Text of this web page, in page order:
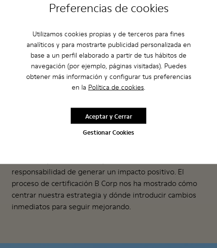
Preferencias de cookies
Utilizamos cookies propias y de terceros para fines
analíticos y para mostrarte publicidad personalizada en
base a un perfil elaborado a partir de tus hábitos de
navegación (por ejemplo, páginas visitadas). Puedes
obtener más información y configurar tus preferencias
en la Política de cookies.
Gestionar Cookies
Aceptar y Cerrar
¿Por qué es importante?
La certificación B Corp nos ayuda a
elaborar una hoja de ruta para
reforzar nuestro impacto positivo
como organización y nos permite
alinear aún más nuestros valores con
nuestra misión empresarial.
responsabilidad de generar un impacto positivo. El
proceso de certificación B Corp nos ha mostrado cómo
centrar nuestra estrategia y dónde introducir cambios
inmediatos para seguir mejorando.